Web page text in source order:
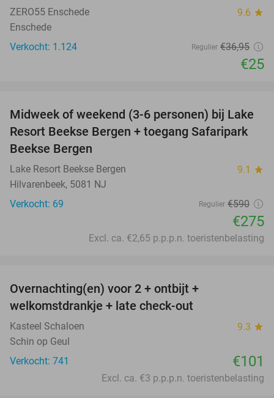
ZERO55 Enschede 9.6 star
Enschede
Verkocht: 1.124
Regulier €36,95
€25
53%
Midweek of weekend (3-6 personen) bij Lake
Resort Beekse Bergen + toegang Safaripark
Beekse Bergen
Lake Resort Beekse Bergen 9.1 star
Hilvarenbeek, 5081 NJ
Verkocht: 69
Regulier €590
€275
Excl. ca. €2,65 p.p.p.n. toeristenbelasting
Overnachting(en) voor 2 + ontbijt +
welkomstdrankje + late check-out
Kasteel Schaloen 9.3 star
Schin op Geul
Verkocht: 741
€101
Excl. ca. €3 p.p.p.n. toeristenbelasting